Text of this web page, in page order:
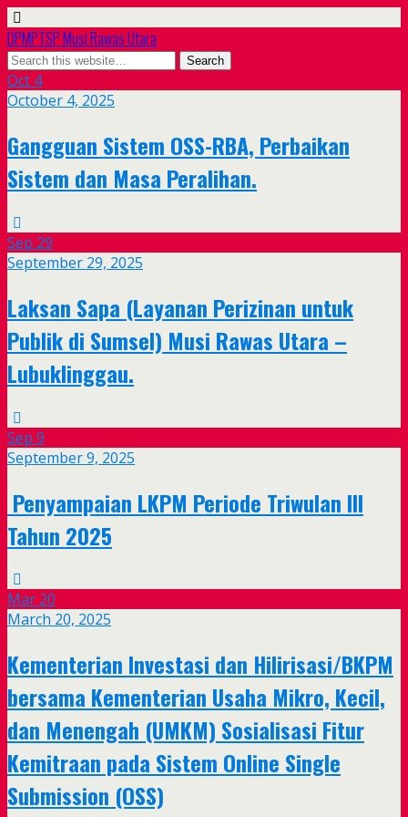
DPMPTSP Musi Rawas Utara
Oct 4
October 4, 2025
Gangguan Sistem OSS-RBA, Perbaikan
Sistem dan Masa Peralihan.
Sep 29
September 29, 2025
Laksan Sapa (Layanan Perizinan untuk
Publik di Sumsel) Musi Rawas Utara –
Lubuklinggau.
Sep 9
September 9, 2025
Penyampaian LKPM Periode Triwulan III
Tahun 2025
Mar 20
March 20, 2025
Kementerian Investasi dan Hilirisasi/BKPM
bersama Kementerian Usaha Mikro, Kecil,
dan Menengah (UMKM) Sosialisasi Fitur
Kemitraan pada Sistem Online Single
Submission (OSS)